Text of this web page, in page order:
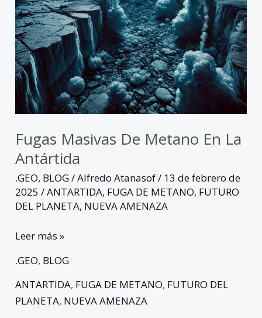
Fugas Masivas De Metano En La
Antártida
.GEO, BLOG/Alfredo Atanasof/ 13 de febrero de
2025/ANTARTIDA, FUGA DE METANO, FUTURO
DEL PLANETA, NUEVA AMENAZA
Leer más »
.GEO, BLOG
ANTARTIDA, FUGA DE METANO, FUTURO DEL
PLANETA, NUEVA AMENAZA